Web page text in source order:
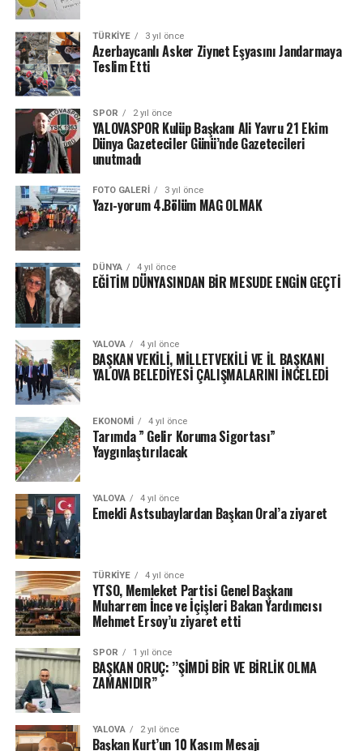
TÜRKIYE 3 yıl önce
Azerbaycanlı Asker Ziynet Eşyasını Jandarmaya
Teslim Etti
SPOR 2 yıl önce
YALOVASPOR Kulüp Başkanı Ali Yavru 21 Ekim
Dünya Gazeteciler Günü’nde Gazetecileri
unutmadı
FOTO GALERI 3 yıl önce
Yazı-yorum 4.Bölüm MAG OLMAK
DÜNYA 4 yıl önce
EĞİTİM DÜNYASINDAN BİR MESUDE ENGİN GEÇTİ
YALOVA 4 yıl önce
BAŞKAN VEKİLİ, MİLLETVEKİLİ VE İL BAŞKANI
YALOVA BELEDİYESİ ÇALIŞMALARINI İNCELEDİ
EKONOMI 4 yıl önce
Tarımda ” Gelir Koruma Sigortası”
Yaygınlaştırılacak
YALOVA 4 yıl önce
Emekli Astsubaylardan Başkan Oral’a ziyaret
TÜRKIYE 4 yıl önce
YTSO, Memleket Partisi Genel Başkanı
Muharrem İnce ve İçişleri Bakan Yardımcısı
Mehmet Ersoy’u ziyaret etti
SPOR 1 yıl önce
BAŞKAN ORUÇ: ’’ŞİMDİ BİR VE BİRLİK OLMA
ZAMANIDIR’’
YALOVA 2 yıl önce
Başkan Kurt’un 10 Kasım Mesajı